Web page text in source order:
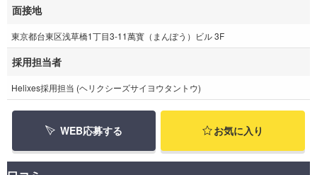
面接地
東京都台東区浅草橋1丁目3-11萬寳（まんぽう）ビル 3F
採用担当者
Helixes採用担当 (ヘリクシーズサイヨウタントウ)
WEB応募する お気に入り